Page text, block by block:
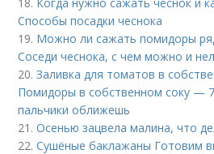
Способы посадки чеснока
19. Можно ли сажать помидоры
Соседи чеснока, с чем можно и
20.Заливка для томатов в
Помидоры в собственном соку —
пальчики оближешь
21.Осенью зацвела малина, что
22.Сушёные баклажаны Готовим